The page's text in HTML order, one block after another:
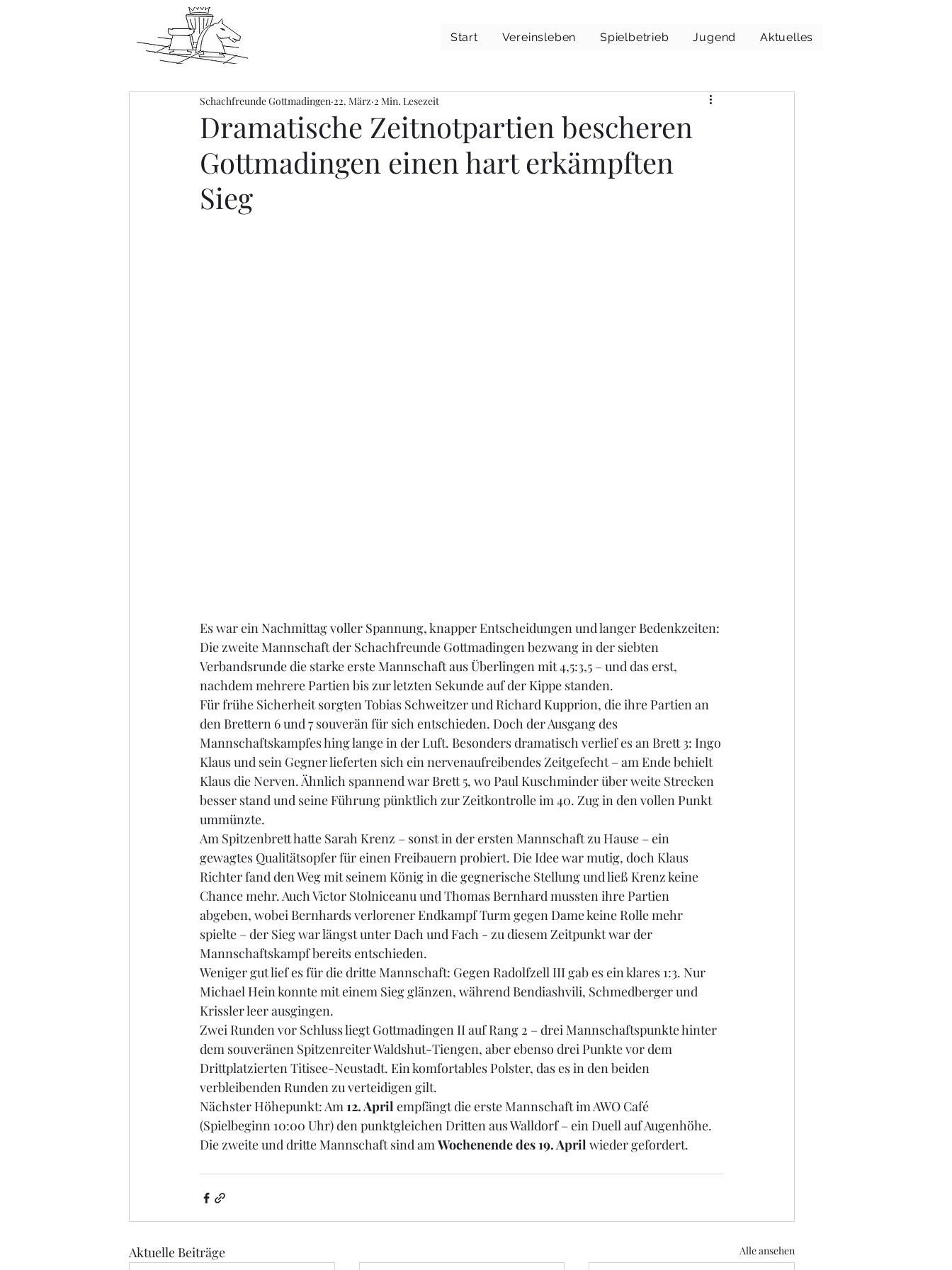
Start Vereinsleben Spielbetrieb Jugend Aktuelles
Dramatische Zeitnotpartien bescheren
Gottmadingen einen hart erkämpften
Sieg
Schachfreunde Gottmadingen 22. März 2 Min. Lesezeit
Es war ein Nachmittag voller Spannung, knapper Entscheidungen und langer Bedenkzeiten:
Die zweite Mannschaft der Schachfreunde Gottmadingen bezwang in der siebten
Verbandsrunde die starke erste Mannschaft aus Überlingen mit 4,5:3,5 – und das erst,
nachdem mehrere Partien bis zur letzten Sekunde auf der Kippe standen.
Für frühe Sicherheit sorgten Tobias Schweitzer und Richard Kupprion, die ihre Partien an
den Brettern 6 und 7 souverän für sich entschieden. Doch der Ausgang des
Mannschaftskampfes hing lange in der Luft. Besonders dramatisch verlief es an Brett 3: Ingo
Klaus und sein Gegner lieferten sich ein nervenaufreibendes Zeitgefecht – am Ende behielt
Klaus die Nerven. Ähnlich spannend war Brett 5, wo Paul Kuschminder über weite Strecken
besser stand und seine Führung pünktlich zur Zeitkontrolle im 40. Zug in den vollen Punkt
ummünzte.
Am Spitzenbrett hatte Sarah Krenz – sonst in der ersten Mannschaft zu Hause – ein
gewagtes Qualitätsopfer für einen Freibauern probiert. Die Idee war mutig, doch Klaus
Richter fand den Weg mit seinem König in die gegnerische Stellung und ließ Krenz keine
Chance mehr. Auch Victor Stolniceanu und Thomas Bernhard mussten ihre Partien
abgeben, wobei Bernhards verlorener Endkampf Turm gegen Dame keine Rolle mehr
spielte – der Sieg war längst unter Dach und Fach - zu diesem Zeitpunkt war der
Mannschaftskampf bereits entschieden.
Weniger gut lief es für die dritte Mannschaft: Gegen Radolfzell III gab es ein klares 1:3. Nur
Michael Hein konnte mit einem Sieg glänzen, während Bendiashvili, Schmedberger und
Krissler leer ausgingen.
Zwei Runden vor Schluss liegt Gottmadingen II auf Rang 2 – drei Mannschaftspunkte hinter
dem souveränen Spitzenreiter Waldshut-Tiengen, aber ebenso drei Punkte vor dem
Drittplatzierten Titisee-Neustadt. Ein komfortables Polster, das es in den beiden
verbleibenden Runden zu verteidigen gilt.
Nächster Höhepunkt: Am 12. April empfängt die erste Mannschaft im AWO Café
(Spielbeginn 10:00 Uhr) den punktgleichen Dritten aus Walldorf – ein Duell auf Augenhöhe.
Die zweite und dritte Mannschaft sind am Wochenende des 19. April wieder gefordert.
Aktuelle Beiträge Alle ansehen